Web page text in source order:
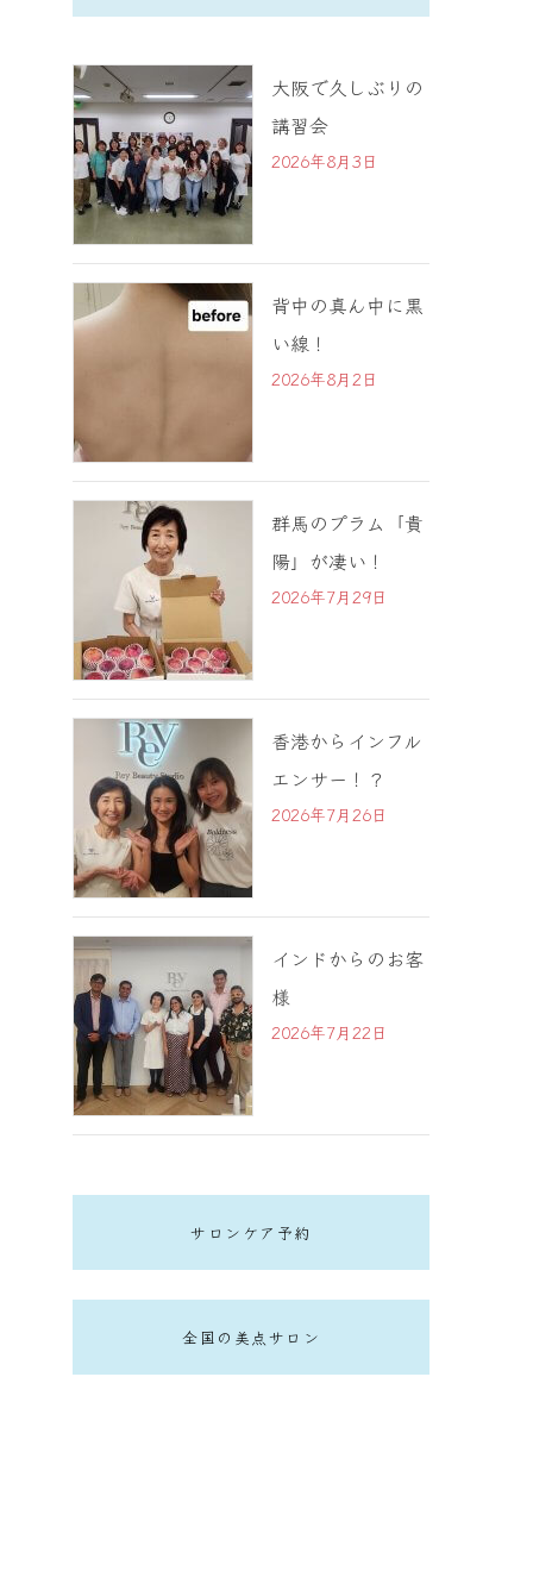
大阪で久しぶりの
講習会
2026年8月3日
背中の真ん中に黒
い線！
2026年8月2日
群馬のプラム「貴
陽」が凄い！
2026年7月29日
香港からインフル
エンサー！？
2026年7月26日
インドからのお客
様
2026年7月22日
サロンケア予約
全国の美点サロン